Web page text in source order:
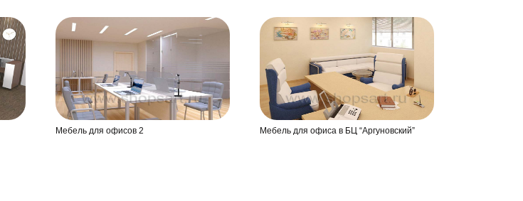
Мебель для офисов 2 Мебель для офиса в БЦ “Аргуновский”